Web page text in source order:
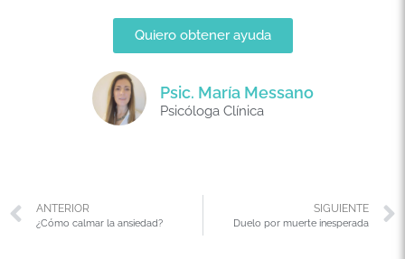
Quiero obtener ayuda
Psic. María Messano
Psicóloga Clínica
ANTERIOR
¿Cómo calmar la ansiedad?
SIGUIENTE
Duelo por muerte inesperada